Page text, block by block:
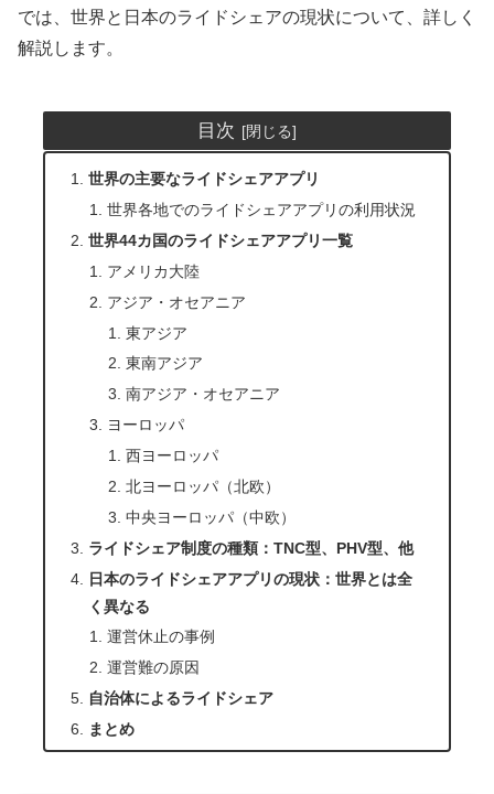
では、世界と日本のライドシェアの現状について、詳しく
解説します。
目次
世界の主要なライドシェアアプリ
世界各地でのライドシェアアプリの利用状況
世界44カ国のライドシェアアプリ一覧
アメリカ大陸
アジア・オセアニア
東アジア
東南アジア
南アジア・オセアニア
ヨーロッパ
西ヨーロッパ
北ヨーロッパ（北欧）
中央ヨーロッパ（中欧）
ライドシェア制度の種類：TNC型、PHV型、他
日本のライドシェアアプリの現状：世界とは全
く異なる
運営休止の事例
運営難の原因
自治体によるライドシェア
まとめ